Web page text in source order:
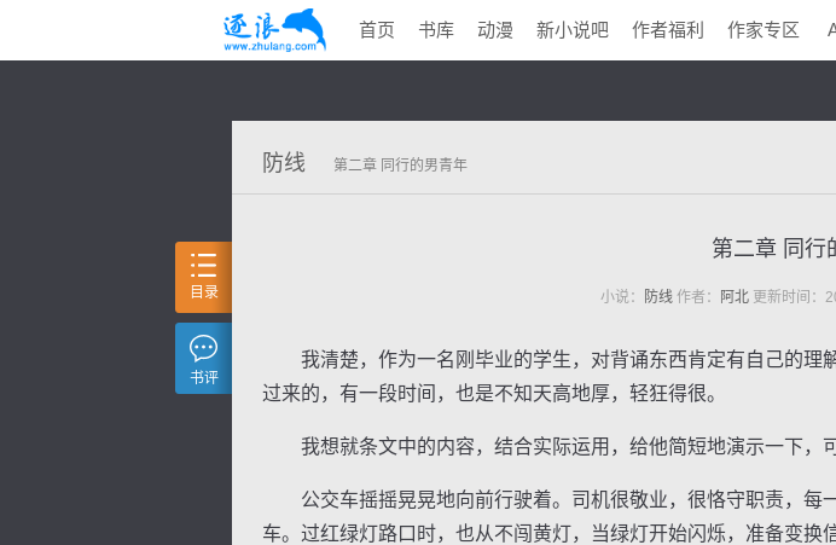
首页 书库 动漫 新小说吧 作者福利 作家专区
防线 第二章 同行的男青年
第二章 同行
小说： 防线作者： 阿北更新时间：
我清楚，作为一名刚毕业的学生，对背诵东西肯定有自己的理
过来的，有一段时间，也是不知天高地厚，轻狂得很。
我想就条文中的内容，结合实际运用，给他简短地演示一下，
公交车摇摇晃晃地向前行驶着。司机很敬业，很恪守职责，每
车。过红绿灯路口时，也从不闯黄灯，当绿灯开始闪烁，准备变
目录
书评